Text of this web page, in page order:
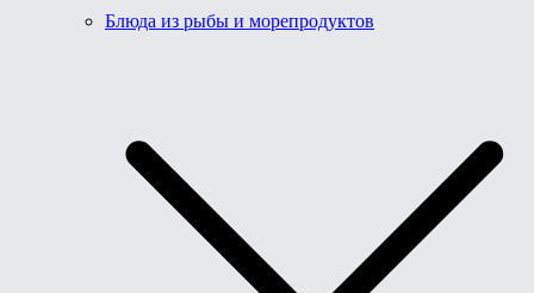
Блюда из рыбы и морепродуктов